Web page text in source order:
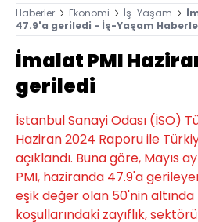
Haberler Ekonomi İş-Yaşam
47.9'a geriledi - İş-Yaşam
İmalat PMI
geriledi
İstanbul Sanayi Odası (İSO)
Haziran 2024 Raporu ile
açıklandı. Buna göre, Mayıs
PMI, haziranda 47.9'a
eşik değer olan 50'nin altında
koşullarındaki zayıflık,